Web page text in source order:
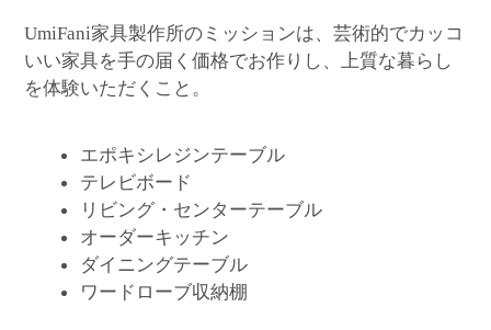
UmiFani家具製作所のミッションは、芸術的でカッコ
いい家具を手の届く価格でお作りし、上質な暮らし
を体験いただくこと。
エポキシレジンテーブル
テレビボード
リビング・センターテーブル
オーダーキッチン
ダイニングテーブル
ワードローブ収納棚